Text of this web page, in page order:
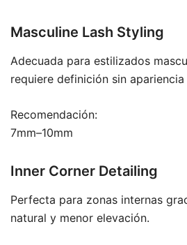
Masculine Lash Styling
Adecuada para estilizados
requiere definición sin
Recomendación:
7mm–10mm
Inner Corner Detailing
Perfecta para zonas internas
natural y menor elevación.